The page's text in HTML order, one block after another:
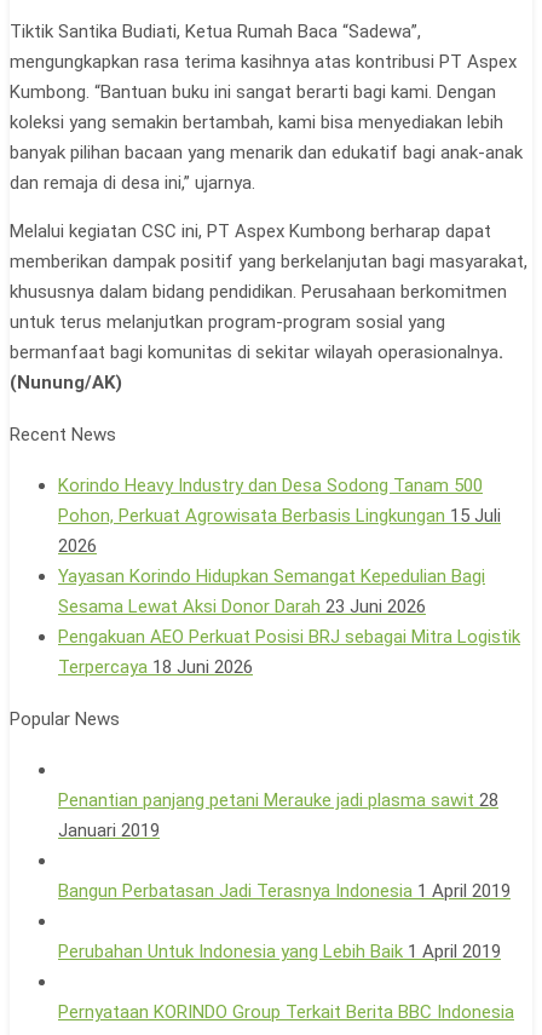
Tiktik Santika Budiati, Ketua Rumah Baca “Sadewa”,
mengungkapkan rasa terima kasihnya atas kontribusi PT Aspex
Kumbong. “Bantuan buku ini sangat berarti bagi kami. Dengan
koleksi yang semakin bertambah, kami bisa menyediakan lebih
banyak pilihan bacaan yang menarik dan edukatif bagi anak-anak
dan remaja di desa ini,” ujarnya.
Melalui kegiatan CSC ini, PT Aspex Kumbong berharap dapat
memberikan dampak positif yang berkelanjutan bagi masyarakat,
khususnya dalam bidang pendidikan. Perusahaan berkomitmen
untuk terus melanjutkan program-program sosial yang
bermanfaat bagi komunitas di sekitar wilayah operasionalnya.
(Nunung/AK)
Recent News
Korindo Heavy Industry dan Desa Sodong Tanam 500
Pohon, Perkuat Agrowisata Berbasis Lingkungan 15 Juli
2026
Yayasan Korindo Hidupkan Semangat Kepedulian Bagi
Sesama Lewat Aksi Donor Darah 23 Juni 2026
Pengakuan AEO Perkuat Posisi BRJ sebagai Mitra Logistik
Terpercaya 18 Juni 2026
Popular News
Penantian panjang petani Merauke jadi plasma sawit 28
Januari 2019
Bangun Perbatasan Jadi Terasnya Indonesia 1 April 2019
Perubahan Untuk Indonesia yang Lebih Baik 1 April 2019
Pernyataan KORINDO Group Terkait Berita BBC Indonesia